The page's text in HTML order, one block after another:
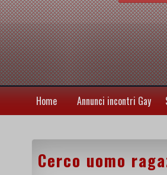
Home Annunci incontri Gay
Cerco uomo